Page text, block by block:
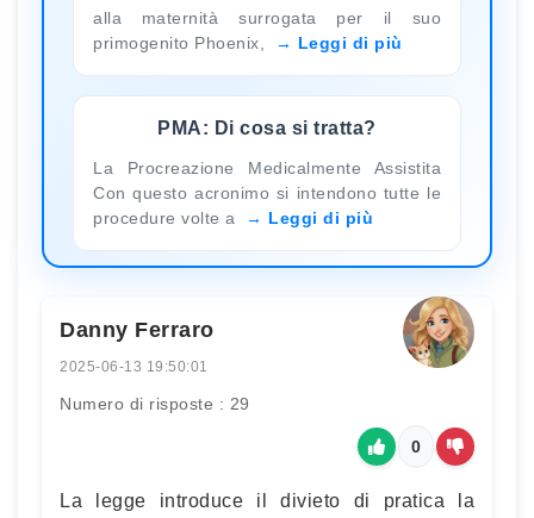
alla maternità surrogata per il suo
primogenito Phoenix,
Leggi di più
PMA: Di cosa si tratta?
La Procreazione Medicalmente Assistita
Con questo acronimo si intendono tutte le
procedure volte a
Leggi di più
Danny Ferraro
2025-06-13 19:50:01
Numero di risposte : 29
0
La legge introduce il divieto di pratica la